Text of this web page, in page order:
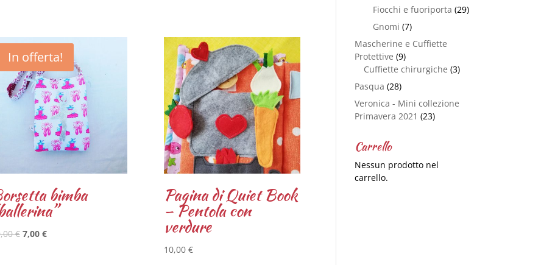
In offerta!
bimba
€ 7,00 €
Pagina di Quiet Book
– Pentola con
verdure
10,00 €
Fiocchi e fuoriporta (29)
Gnomi (7)
Mascherine e Cuffiette
Protettive (9)
Cuffiette chirurgiche (3)
Pasqua (28)
Veronica - Mini collezione
Primavera 2021 (23)
Carrello
Nessun prodotto nel
carrello.